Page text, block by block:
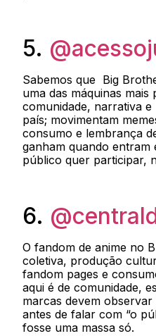
5.
Sabemos que Big
uma das máquinas mais
comunidade, narrativa
país; movimentam
consumo e lembrança
ganham quando entram
público quer participar,
6.
O fandom de anime no
coletiva, produção
fandom pages e
aqui é de comunidade,
marcas devem
antes de falar com “o
fosse uma massa só.